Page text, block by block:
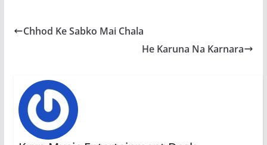
Chhod Ke Sabko Mai Chala
He Karuna Na Karnara